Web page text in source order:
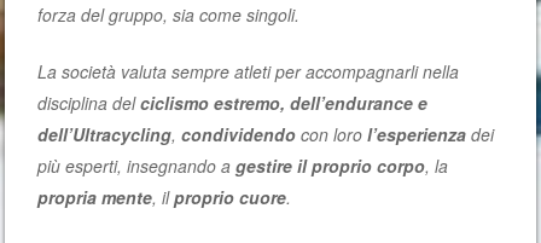
forza del gruppo, sia come singoli.
La società valuta sempre atleti per accompagnarli nella
disciplina delciclismo estremo, dell’endurance e
dell’Ultracycling,condividendo con lorol’esperienza dei
più esperti, insegnando agestire il proprio corpo, la
propria mente, ilproprio cuore.